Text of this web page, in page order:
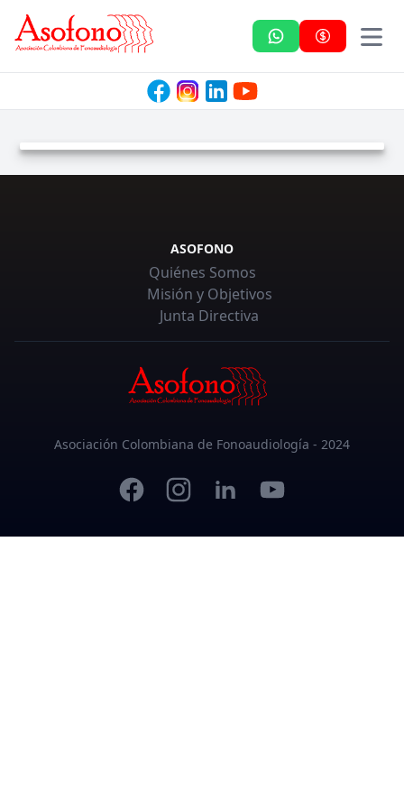
Asofono
ASOFONO
Quiénes Somos
Misión y Objetivos
Junta Directiva
Asociación Colombiana de Fonoaudiología - 2024